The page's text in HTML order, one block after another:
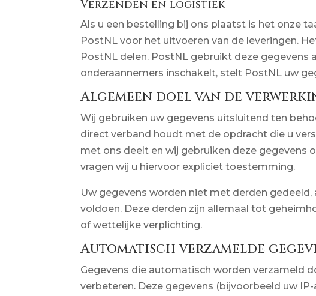
Verzenden en logistiek
Als u een bestelling bij ons plaatst is het onze
PostNL voor het uitvoeren van de leveringen.
PostNL delen. PostNL gebruikt deze gegevens
onderaannemers inschakelt, stelt PostNL uw
Algemeen doel van de
Wij gebruiken uw gegevens uitsluitend ten
direct verband houdt met de opdracht die u
met ons deelt en wij gebruiken deze gegevens
vragen wij u hiervoor expliciet toestemming.
Uw gegevens worden niet met derden
voldoen. Deze derden zijn allemaal tot
of wettelijke verplichting.
Automatisch verzamelde
Gegevens die automatisch worden verzameld
verbeteren. Deze gegevens (bijvoorbeeld uw